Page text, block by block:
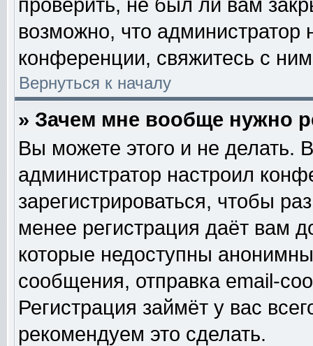
проверить, не был ли вам
возможно, что
конференции, свяжитесь с
Вернуться к началу
» Зачем мне вообще нужно
Вы можете этого и не делать.
администратор настроил
зарегистрироваться, чтобы
менее регистрация даёт вам
которые недоступны
сообщения, отправка email-
Регистрация займёт у вас
рекомендуем это сделать.